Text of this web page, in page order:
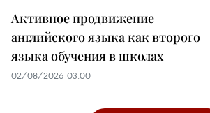
Активное продвижение
английского языка как второго
языка обучения в школах
02/08/2026 03:00